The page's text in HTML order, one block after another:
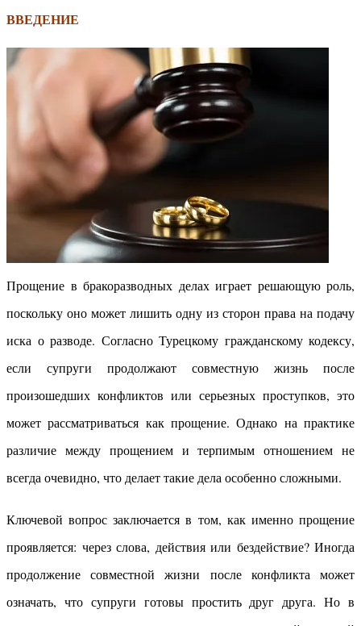
ВВЕДЕНИЕ
Прощение в бракоразводных делах играет решающую роль,
поскольку оно может лишить одну из сторон права на подачу
иска о разводе. Согласно Турецкому гражданскому кодексу,
если супруги продолжают совместную жизнь после
произошедших конфликтов или серьезных проступков, это
может рассматриваться как прощение. Однако на практике
различие между прощением и терпимым отношением не
всегда очевидно, что делает такие дела особенно сложными.
Ключевой вопрос заключается в том, как именно прощение
проявляется: через слова, действия или бездействие? Иногда
продолжение совместной жизни после конфликта может
означать, что супруги готовы простить друг друга. Но в